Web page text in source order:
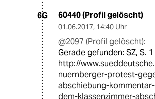
6G 60440 (Profil gelöscht)
01.06.2017, 14:40 Uhr
@2097 (Profil gelöscht):
Gerade gefunden: SZ, S. 1
http://
nuernberger-protest-
abschiebung-
dem-klassenzimmer-